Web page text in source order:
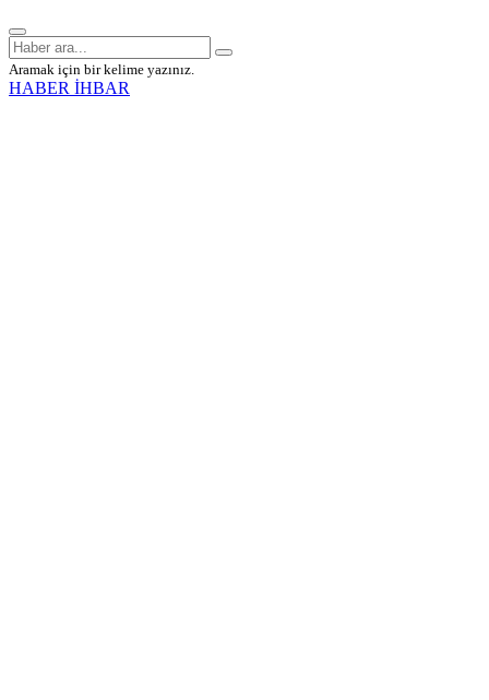
Aramak için bir kelime yazınız.
HABER İHBAR